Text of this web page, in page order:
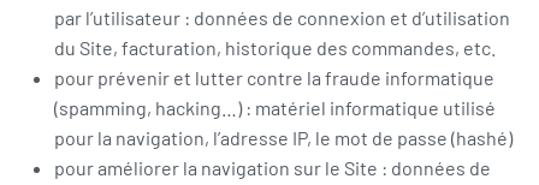
par l’utilisateur : données de connexion et d’utilisation
du Site, facturation, historique des commandes, etc.
pour prévenir et lutter contre la fraude informatique
(spamming, hacking…) : matériel informatique utilisé
pour la navigation, l’adresse IP, le mot de passe (hashé)
pour améliorer la navigation sur le Site : données de